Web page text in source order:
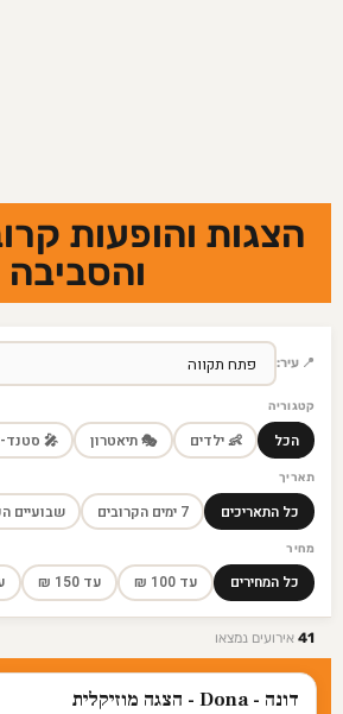
הצגות והופעות
והסביבה
📍 עיר:
קטגוריה
הכל 👶 ילדים 🎭 תיאטרון 🎤
תאריך
כל התאריכים 7 ימים הקרובים שבועיים
מחיר
כל המחירים עד 100 ₪ עד 150 ₪
41 אירועים נמצאו
דונה - Dona - הצגה מוזיקלית